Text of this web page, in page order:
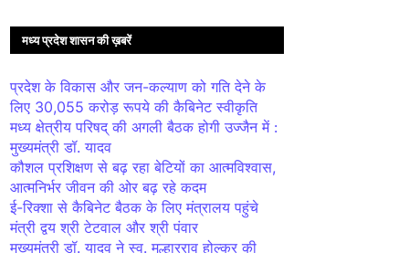
मध्य प्रदेश शासन की ख़बरें
प्रदेश के विकास और जन-कल्याण को गति देने के
लिए 30,055 करोड़ रूपये की कैबिनेट स्वीकृति
मध्य क्षेत्रीय परिषद् की अगली बैठक होगी उज्जैन में :
मुख्यमंत्री डॉ. यादव
कौशल प्रशिक्षण से बढ़ रहा बेटियों का आत्मविश्वास,
आत्मनिर्भर जीवन की ओर बढ़ रहे कदम
ई-रिक्शा से कैबिनेट बैठक के लिए मंत्रालय पहुंचे
मंत्री द्वय श्री टेटवाल और श्री पंवार
मुख्यमंत्री डॉ. यादव ने स्व. मल्हारराव होल्कर की